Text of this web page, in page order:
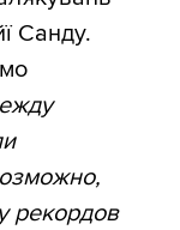
Санду.
рекордов